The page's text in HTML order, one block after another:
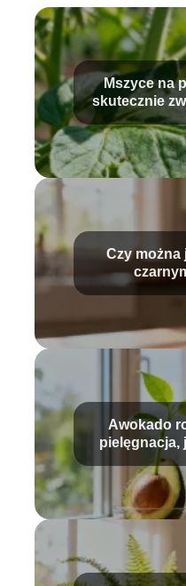
Mszyce na
skutecznie
Czy można
Awokado
pielęgnacja,